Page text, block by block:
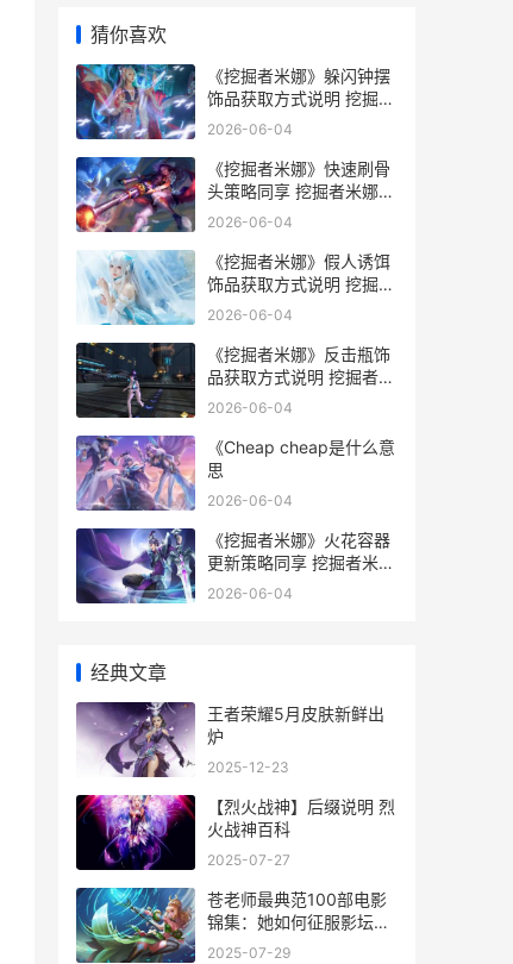
猜你喜欢
《挖掘者米娜》躲闪钟摆
饰品获取方式说明 挖掘者
米娜nsp
2026-06-04
《挖掘者米娜》快速刷骨
头策略同享 挖掘者米娜攻
略
2026-06-04
《挖掘者米娜》假人诱饵
饰品获取方式说明 挖掘者
米娜升级
2026-06-04
《挖掘者米娜》反击瓶饰
品获取方式说明 挖掘者米
娜 修改器
2026-06-04
《Cheap cheap是什么意
思
2026-06-04
《挖掘者米娜》火花容器
更新策略同享 挖掘者米娜
nsp
2026-06-04
经典文章
王者荣耀5月皮肤新鲜出
炉
2025-12-23
【烈火战神】后缀说明 烈
火战神百科
2025-07-27
苍老师最典范100部电影
锦集：她如何征服影坛和
观众心 苍老师的全名叫什
2025-07-29